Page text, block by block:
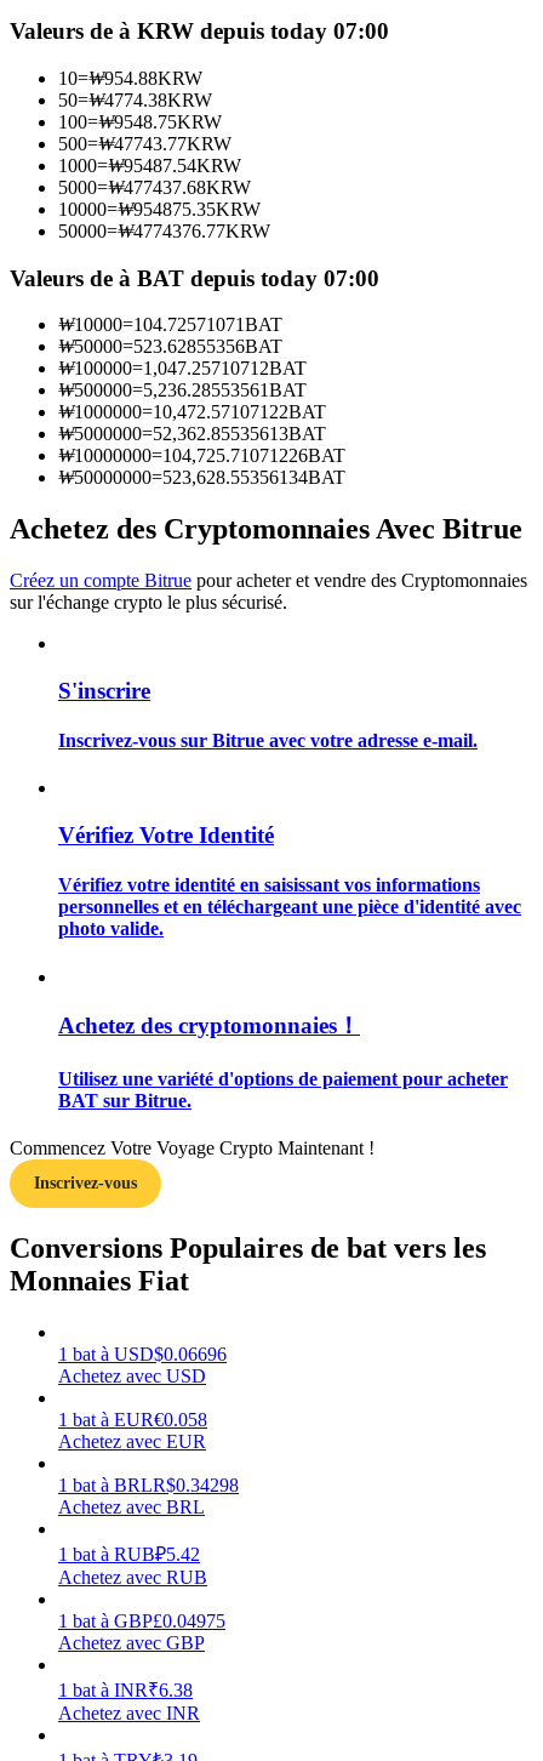
Devenez un trader de copie
Profitez du partage des bénéfices et des commissions de copy
Analyse de mégadonnées, y compris des informations
Stratégies de trading
Apprenez à rester rentable
Gagner
Gagnez quotidiennement des récompenses compétitives
Valeurs de à KRW depuis today 07:00
10=₩954.88KRW
50=₩4774.38KRW
100=₩9548.75KRW
500=₩47743.77KRW
1000=₩95487.54KRW
5000=₩477437.68KRW
10000=₩954875.35KRW
50000=₩4774376.77KRW
Valeurs de à BAT depuis today 07:00
₩10000=104.72571071BAT
₩50000=523.62855356BAT
₩100000=1,047.25710712BAT
₩500000=5,236.28553561BAT
₩1000000=10,472.57107122BAT
₩5000000=52,362.85535613BAT
₩10000000=104,725.71071226BAT
₩50000000=523,628.55356134BAT
Achetez des Cryptomonnaies Avec Bitrue
Créez un compte Bitrue pour acheter et vendre des Cryptomonnaies
sur l'échange crypto le plus sécurisé.
S'inscrire
Inscrivez-vous sur Bitrue avec votre adresse e-mail.
Vérifiez Votre Identité
Vérifiez votre identité en saisissant vos informations
personnelles et en téléchargeant une pièce d'identité avec
photo valide.
Achetez des cryptomonnaies！
Utilisez une variété d'options de paiement pour acheter
BAT sur Bitrue.
Commencez Votre Voyage Crypto Maintenant !
Inscrivez-vous
Conversions Populaires de bat vers les
Monnaies Fiat
1 bat à USD$0.06696
Achetez avec USD
1 bat à EUR€0.058
Achetez avec EUR
1 bat à BRLR$0.34298
Achetez avec BRL
1 bat à RUB₽5.42
Achetez avec RUB
1 bat à GBP£0.04975
Achetez avec GBP
1 bat à INR₹6.38
Achetez avec INR